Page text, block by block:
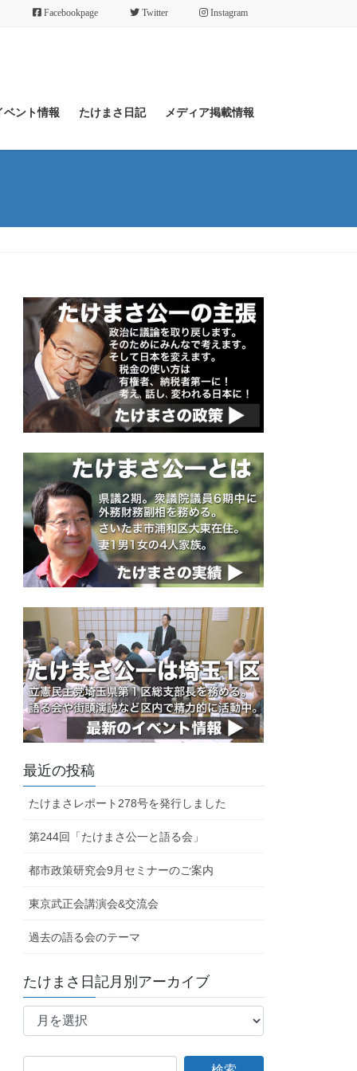
Facebookpage Twitter Instagram
ベント情報 たけまさ日記 メディア掲載情報
最近の投稿
たけまさレポート278号を発行しました
第244回「たけまさ公一と語る会」
都市政策研究会9月セミナーのご案内
東京武正会講演会&交流会
過去の語る会のテーマ
たけまさ日記月別アーカイブ
た